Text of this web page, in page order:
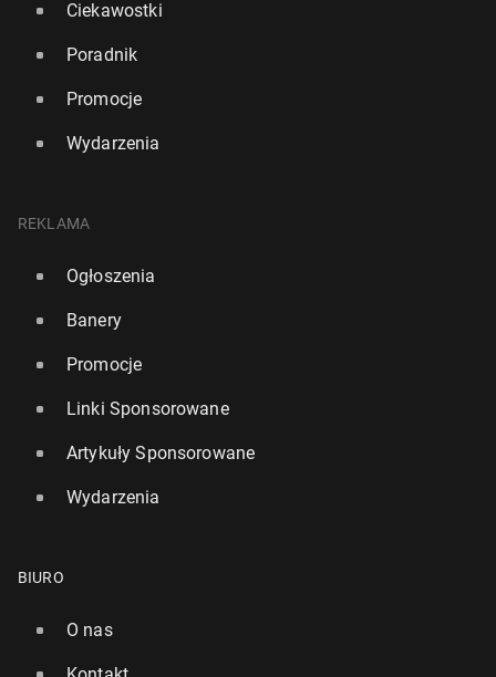
Ciekawostki
Poradnik
Promocje
Wydarzenia
REKLAMA
Ogłoszenia
Banery
Promocje
Linki Sponsorowane
Artykuły Sponsorowane
Wydarzenia
BIURO
O nas